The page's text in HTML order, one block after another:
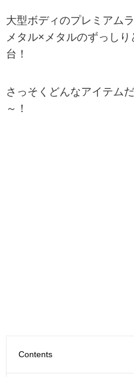
大型ボディのプレミアム
メタル×メタルのずっし
台！
さっそくどんなアイテム
～！
Contents